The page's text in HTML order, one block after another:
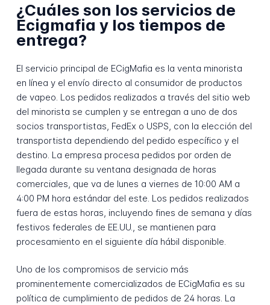
¿Cuáles son los servicios de
Ecigmafia y los tiempos de
entrega?
El servicio principal de ECigMafia es la venta minorista
en línea y el envío directo al consumidor de productos
de vapeo. Los pedidos realizados a través del sitio web
del minorista se cumplen y se entregan a uno de dos
socios transportistas, FedEx o USPS, con la elección del
transportista dependiendo del pedido específico y el
destino. La empresa procesa pedidos por orden de
llegada durante su ventana designada de horas
comerciales, que va de lunes a viernes de 10:00 AM a
4:00 PM hora estándar del este. Los pedidos realizados
fuera de estas horas, incluyendo fines de semana y días
festivos federales de EE.UU., se mantienen para
procesamiento en el siguiente día hábil disponible.
Uno de los compromisos de servicio más
prominentemente comercializados de ECigMafia es su
política de cumplimiento de pedidos de 24 horas. La